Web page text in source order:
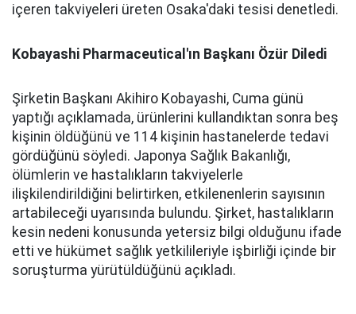
içeren takviyeleri üreten Osaka'daki tesisi denetledi.
Kobayashi Pharmaceutical'ın Başkanı Özür Diledi
Şirketin Başkanı Akihiro Kobayashi, Cuma günü
yaptığı açıklamada, ürünlerini kullandıktan sonra beş
kişinin öldüğünü ve 114 kişinin hastanelerde tedavi
gördüğünü söyledi. Japonya Sağlık Bakanlığı,
ölümlerin ve hastalıkların takviyelerle
ilişkilendirildiğini belirtirken, etkilenenlerin sayısının
artabileceği uyarısında bulundu. Şirket, hastalıkların
kesin nedeni konusunda yetersiz bilgi olduğunu ifade
etti ve hükümet sağlık yetkilileriyle işbirliği içinde bir
soruşturma yürütüldüğünü açıkladı.